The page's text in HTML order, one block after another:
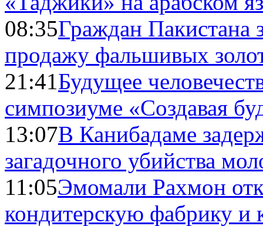
08:35Граждан Пакистана
продажу фальшивых
21:41Будущее
симпозиуме «Создавая
13:07В Канибадаме
загадочного убийства
11:05Эмомали Рахмон
кондитерскую фабрику и